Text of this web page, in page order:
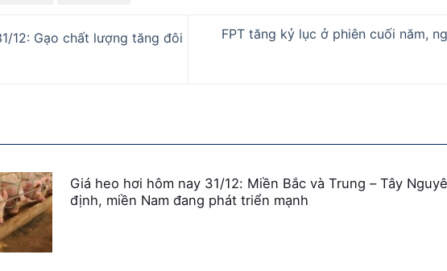
12: Gạo chất lượng tăng đôi
FPT tăng kỷ lục ở phiên cuối năm,
Giá heo hơi hôm nay 31/12: Miền Bắc và Trung – Tây
định, miền Nam đang phát triển mạnh